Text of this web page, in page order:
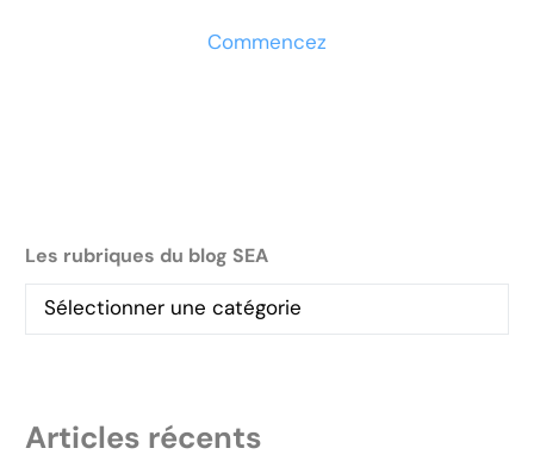
Commencez
Les rubriques du blog SEA
Articles récents